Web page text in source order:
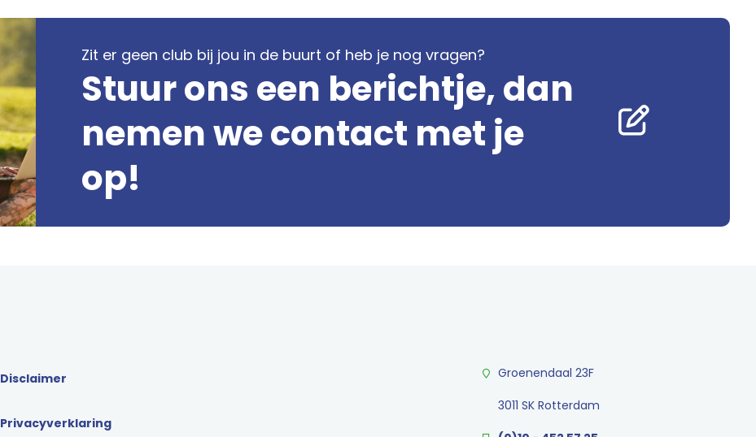
Zit er geen club bij jou in de buurt of heb je nog vragen?
Stuur ons een berichtje, dan
nemen we contact met je
op!
Disclaimer
Privacyverklaring
Groenendaal 23F
3011 SK Rotterdam